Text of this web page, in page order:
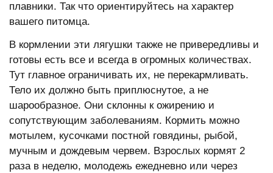
плавники. Так что ориентируйтесь на характер
вашего питомца.
В кормлении эти лягушки также не привередливы и
готовы есть все и всегда в огромных количествах.
Тут главное ограничивать их, не перекармливать.
Тело их должно быть приплюснутое, а не
шарообразное. Они склонны к ожирению и
сопутствующим заболеваниям. Кормить можно
мотылем, кусочками постной говядины, рыбой,
мучным и дождевым червем. Взрослых кормят 2
раза в неделю, молодежь ежедневно или через